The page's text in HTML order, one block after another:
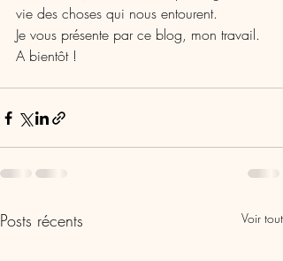
vie des choses qui nous entourent.
Je vous présente par ce blog, mon travail.
A bientôt !
Posts récents Voir tout